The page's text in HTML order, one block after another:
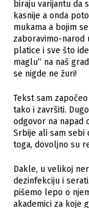
biraju varijantu da
kasnije a onda
mukama a bojim
zaboravimo-narod
platice i sve što
maglu“ na naš
se nigde ne žuri!
Tekst sam
tako i završiti.
odgovor na napad
Srbije ali sam
toga, dovoljno su
Dakle, u velikoj
dezinfekciju i
pišemo lepo o
akademici za koje